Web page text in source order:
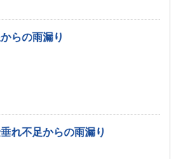
らの雨漏り
れ不足からの雨漏り